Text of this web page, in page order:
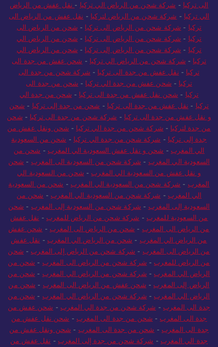
الى تركيا - شركة شحن من الرياض الي تركيا - نقل عفش من الرياض
الي تركيا - شركة شحن من الرياض لتركيا - نقل عفش من الرياض الى
تركيا - شركة شحن من الرياض الى تركيا - شحن من الرياض الى
تركيا - شركة شحن من الرياض الى تركيا - شحن من الرياض الي
تركيا - شركة شحن من الرياض إلى تركيا - شحن من الرياض الي
تركيا - شركة شحن من الرياض الي تركيا - شحن عفش من جدة الى
تركيا - نقل عفش من جدة الى تركيا - شركة شحن من جدة الى
تركيا - شحن عفش من جدة الي تركيا - شحن من جدة الى
تركيا - شحن نقل عفش من جدة الى تركيا - شحن من جدة الي
تركيا - نقل عفش من جدة الى تركيا - شحن من جدة إلى تركيا - شحن
و نقل عفش من جدة الى تركيا - شركة شحن من جدة الى تركيا - شحن
من جدة لتركيا - شركة شحن من جدة الي تركيا - شحن ونقل عفش من
جدة إلى تركيا - شركة شحن من جدة الي تركيا - شحن من السعودية
الي المغرب - شحن و نقل عفش السعودية الي المغرب - شحن من
السعودية الي المغرب - شركة شحن من السعودية الى المغرب - شحن
و نقل عفش من السعودية الي المغرب - شحن من السعودية الي
المغرب - شركة شحن من السعودية الي المغرب - شحن من السعودية
الي المغرب - شركة شحن من السعودية الي المغرب - شحن من
السعودية إلى المغرب - شركة شحن من السعودية إلى المغرب - شحن
من السعودية للمغرب - شركة شحن من الرياض للمغرب - نقل عفش
من الرياض الى المغرب - شحن من الرياض الى المغرب - شحن عفش
من الرياض الي المغرب - شحن من الرياض الي المغرب - نقل عفش
من الرياض الى المغرب - شركة شحن من الرياض إلى المغرب - شحن
من الرياض للمغرب - شركة شحن من الرياض الى المغرب - شحن من
الرياض الي المغرب - شركة شحن من الرياض الي المغرب - شحن من
الرياض إلى المغرب - شحن عفش من الرياض الى المغرب - شحن من
الرياض الي المغرب - شركة شحن من الرياض الي المغرب - شحن من
جدة الى المغرب - شركة شحن من جدة الي المغرب - شحن عفش من
جدة الى المغرب - شحن من جدة الى المغرب - شحن نقل عفش من
جدة الى المغرب - شحن من جدة الى المغرب - شحن ونقل عفش من
جدة الي المغرب - شركة شحن من جدة إلى المغرب - نقل عفش من